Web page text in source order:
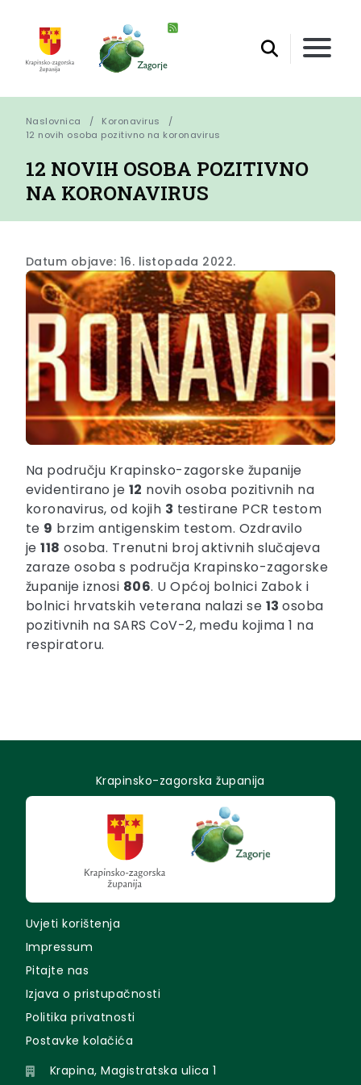
Naslovnica
Koronavirus
12 novih osoba pozitivno na koronavirus
12 NOVIH OSOBA POZITIVNO
NA KORONAVIRUS
Datum objave: 16. listopada 2022.
Na području Krapinsko-zagorske županije
evidentirano je 12 novih osoba pozitivnih na
koronavirus, od kojih 3 testirane PCR testom
te 9 brzim antigenskim testom. Ozdravilo
je118 osoba. Trenutni broj aktivnih slučajeva
zaraze osoba s područja Krapinsko-zagorske
županije iznosi 806. U Općoj bolnici Zabok i
bolnici hrvatskih veterana nalazi se 13osoba
pozitivnih na SARS CoV-2, među kojima 1 na
respiratoru.
Krapinsko-zagorska županija
Uvjeti korištenja
Impressum
Pitajte nas
Izjava o pristupačnosti
Politika privatnosti
Postavke kolačića
Krapina, Magistratska ulica 1